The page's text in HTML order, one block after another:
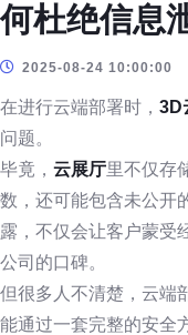
何杜绝信息
2025-08-24 10:00:00
在进行云端部署时， 3D
问题。
毕竟， 云展厅里不仅存
数，还可能包含未公开
露，不仅会让客户蒙受
公司的口碑。
但很多人不清楚，云端
能通过一套完整的安全